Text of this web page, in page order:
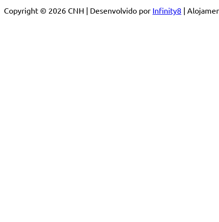
Copyright © 2026 CNH | Desenvolvido por Infinity8 |